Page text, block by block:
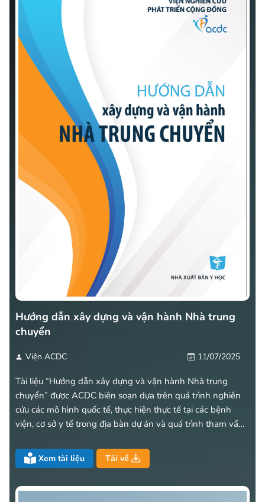
Hướng dẫn xây dựng và vận hành Nhà trung
chuyển
Viện ACDC 11/07/2025
Tài liệu “Hướng dẫn xây dựng và vận hành Nhà trung
chuyển” được ACDC biên soạn dựa trên quá trình nghiên
cứu các mô hình quốc tế, thực hiện thực tế tại các bệnh
viện, cơ sở y tế trong địa bàn dự án và quá trình tham vấn
trực tiếp vào quá trình vận hành thử nghiệm mô hình. Đây
là sản phẩm của dự án “Tăng cường cơ hội và nâng cao vị
triển Quốc tế Hoa Kỳ tại Việt Nam.
Xem tài liệu Tải về